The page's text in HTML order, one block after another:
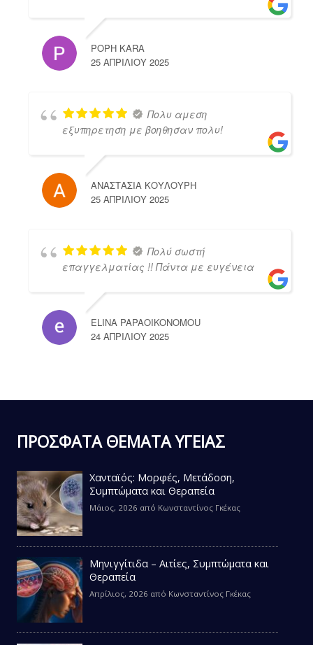
POPH KARA
25 ΑΠΡΙΛΊΟΥ 2025
Πολυ αμεση
εξυπηρετηση με βοηθησαν πολυ!
ΑΝΑΣΤΑΣΙΑ ΚΟΥΛΟΥΡΗ
25 ΑΠΡΙΛΊΟΥ 2025
Πολύ σωστή
επαγγελματίας !! Πάντα με ευγένεια
ELINA PAPAOIKONOMOU
24 ΑΠΡΙΛΊΟΥ 2025
ΠΡΟΣΦΑΤΑ ΘΕΜΑΤΑ ΥΓΕΙΑΣ
Χανταϊός: Μορφές, Μετάδοση,
Συμπτώματα και Θεραπεία
Μάιος, 2026 από Κωνσταντίνος Γκέκας
Μηνιγγίτιδα – Αιτίες, Συμπτώματα και
Θεραπεία
Απρίλιος, 2026 από Κωνσταντίνος Γκέκας